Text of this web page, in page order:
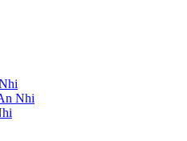
Nhi